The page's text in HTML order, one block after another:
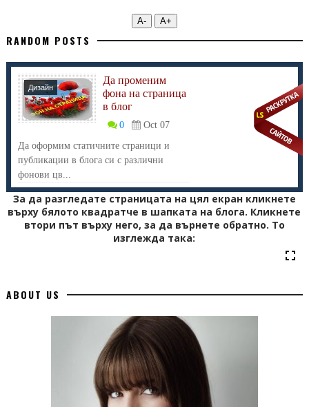
А- А+
RANDOM POSTS
Дизайн
Да променим
фона на страница
в блог
0
Oct 07
Да оформим статичните страници и
публикации в блога си с различни
фонови цв...
За да разгледате страницата на цял екран кликнете
върху бялото квадратче в шапката на блога. Кликнете
втори път върху него, за да върнете обратно. То
изглежда така:
ABOUT US